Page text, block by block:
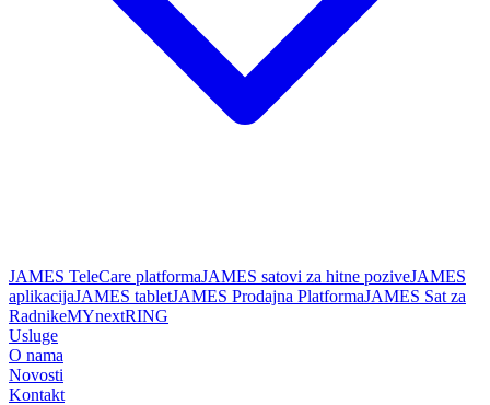
JAMES TeleCare platformaJAMES satovi za hitne poziveJAMES
aplikacijaJAMES tabletJAMES Prodajna PlatformaJAMES Sat za
RadnikeMYnextRING
Usluge
O nama
Novosti
Kontakt